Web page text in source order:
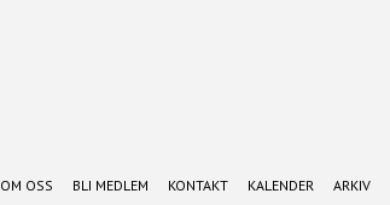
OM OSS BLI MEDLEM KONTAKT KALENDER ARKIV